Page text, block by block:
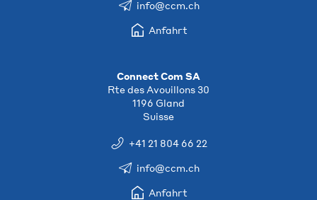
info@ccm.ch
Anfahrt
Connect Com SA
Rte des Avouillons 30
1196 Gland
Suisse
+41 21 804 66 22
info@ccm.ch
Anfahrt